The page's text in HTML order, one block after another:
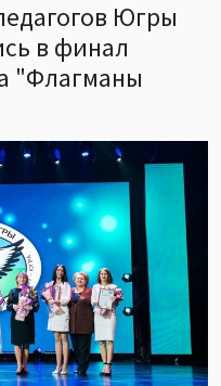
Югры
в финал
"Флагманы